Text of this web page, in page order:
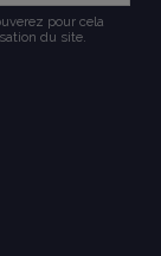
pour cela
du site.